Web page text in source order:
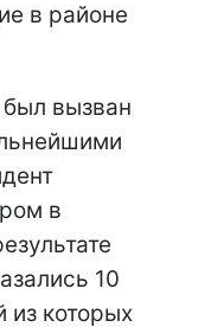
в районе
был вызван
в
10
из которых